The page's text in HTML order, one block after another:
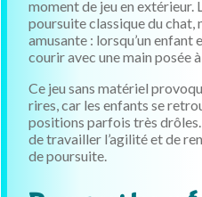
moment de jeu en extérieur.
poursuite classique du chat,
amusante : lorsqu’un
courir avec une main posée
Ce jeu sans matériel
rires, car les enfants se
positions parfois très
de travailler l’agilité et de
de poursuite.